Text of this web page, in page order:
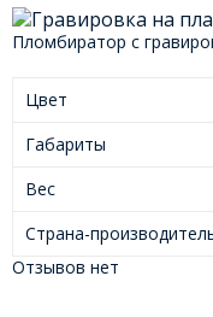
Пломбиратор с
Цвет
Габариты
Вес
Страна-
Отзывов нет